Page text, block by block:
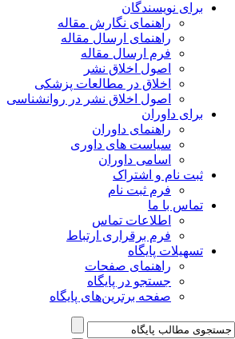
برای نویسندگان
راهنمای نگارش مقاله
راهنمای ارسال مقاله
فرم ارسال مقاله
اصول اخلاق نشر
اخلاق در مطالعات پزشکی
اصول اخلاق نشر در روانشناسی
برای داوران
راهنمای داوران
سیاست های داوری
اسامی داوران
ثبت نام و اشتراک
فرم ثبت نام
تماس با ما
اطلاعات تماس
فرم برقراری ارتباط
تسهیلات پایگاه
راهنمای صفحات
جستجو در پایگاه
صفحه برترین‌های پایگاه